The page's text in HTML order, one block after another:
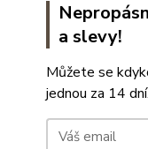
a slevy!
Můžete se
jednou za 14 dní.